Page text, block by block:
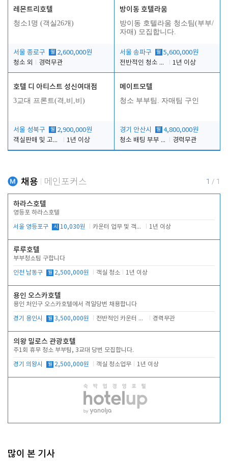
레몬트리호텔
청소1명 (객실26개)
서울 종로구 월 2,600,000원
청소 외
경력무관
방이동 호텔라움
방이동 호텔라움 청소팀(부부/
자매) 모집합니다.
서울 송파구 월 5,600,000원
전반적인 청소 업무(객실청소.객실정리)
1년 이상
호텔 디 아티스트 성신여대점
3교대 프론트(격,비,비)
서울 성북구 월 2,900,000원
객실판매 및 고객응대
1년 이상
메이트모텔
청소 부부팀. 자매팀 구인
경기 안산시 월 4,800,000원
청소 배팅 부부 구합니다
경력무관
채용 메인포커스 1 / 1
하라스호텔
영등포 하라스호텔
서울 영등포구 시 10,030원 카운터 업무 및 객실관리(청소상태 확인, 객실판매) 1년 이상
루루호텔
부부청소팀 구합니다
인천 남동구 월 2,500,000원 객실 청소 1년 이상
용인 오스카호텔
용인 처인구 오스카호텔에서 격일당번 채용합니다
경기 용인시 월 3,500,000원 전반적인 카운터 업무 경력무관
의왕 밀로스 관광호텔
주1회 휴무 청소 부부팀, 3교대 당번 모집합니다.
경기 의왕시 월 2,500,000원 객실 청소업무 1년 이상
많이 본 기사